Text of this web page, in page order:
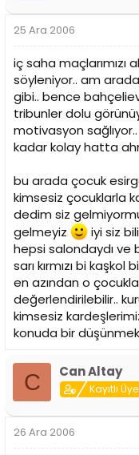
25 Ara 2006
iç saha
söyleniyor.. am
gibi.. bence
tribunler dolu
motivasyon
kadar kolay hatta
bu arada çocuk
kimsesiz çocuklarla
dedim siz
gelmeyiz
iyi siz
hepsi salondaydı
sarı kırmızı bi
en azından o
değerlendirilebilir..
kimsesiz
konuda bir düşünmek
C Can Altay
Kayıtlı Üye
26 Ara 2006